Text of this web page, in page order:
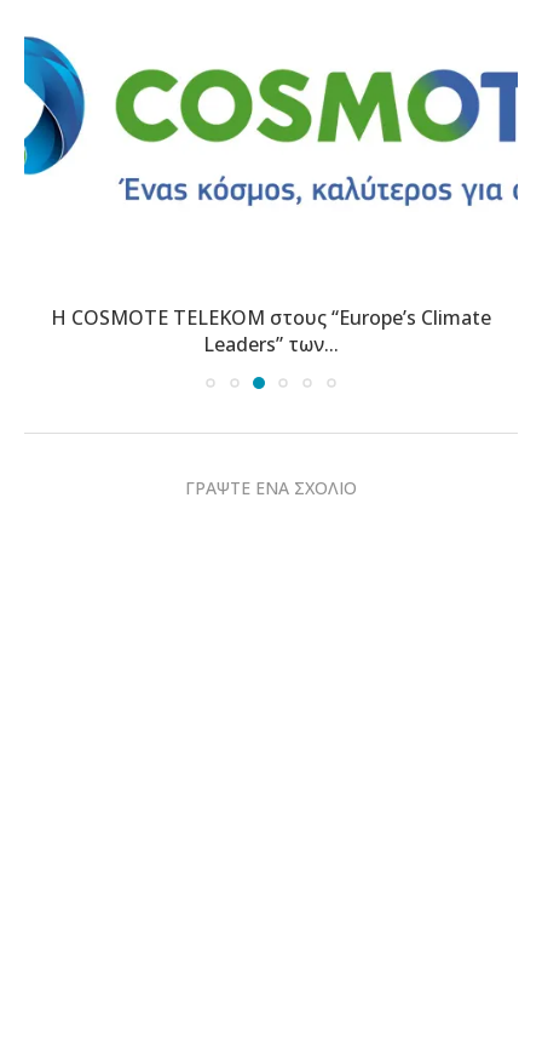
Η COSMOTE TELEKOM στους “Europe’s Climate
Leaders” των...
ΓΡΑΨΤΕ ΕΝΑ ΣΧΟΛΙΟ